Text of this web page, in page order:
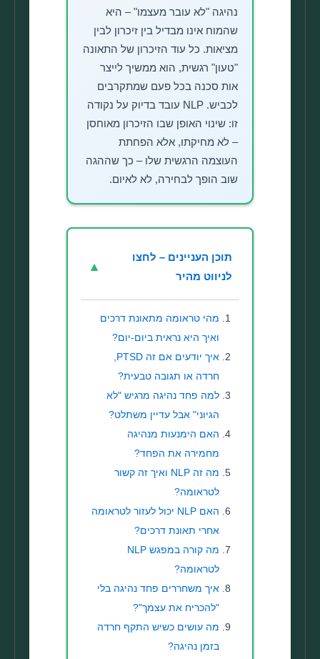
נהיגה "לא עובר מעצמו" – היא
שהמוח אינו מבדיל בין זיכרון לבין
מציאות. כל עוד הזיכרון של התאונה
"טעון" רגשית, הוא ממשיך לייצר
אות סכנה בכל פעם שמתקרבים
לכביש. NLP עובד בדיוק על נקודה
זו: שינוי האופן שבו הזיכרון מאוחסן
– לא מחיקתו, אלא הפחתת
העוצמה הרגשית שלו – כך שההגה
שוב הופך לבחירה, לא לאיום.
תוכן העניינים – לחצו
לניווט מהיר
▼
מהי טראומה מתאונת דרכים
ואיך היא נראית ביום-יום?
איך יודעים אם זה PTSD,
חרדה או תגובה טבעית?
למה פחד נהיגה מרגיש "לא
הגיוני" אבל עדיין משתלט?
האם הימנעות מנהיגה
מחמירה את הפחד?
מה זה NLP ואיך זה קשור
לטראומה?
האם NLP יכול לעזור לטראומה
אחרי תאונת דרכים?
מה קורה במפגש NLP
לטראומה?
איך משחררים פחד נהיגה בלי
"להכריח את עצמך"?
מה עושים כשיש התקף חרדה
בזמן נהיגה?